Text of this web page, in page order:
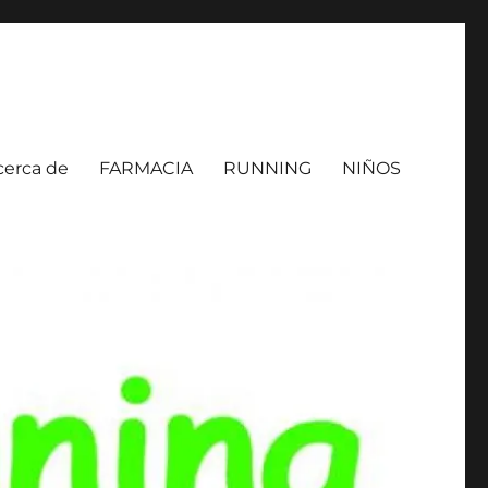
de FARMACIA RUNNING NIÑOS